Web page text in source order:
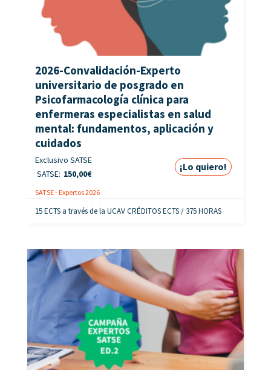
2026-Convalidación-Experto
universitario de posgrado en
Psicofarmacología clínica para
enfermeras especialistas en salud
mental: fundamentos, aplicación y
cuidados
Exclusivo SATSE
SATSE: 150,00€
¡Lo quiero!
SATSE - Expertos 2026
15 ECTS a través de la UCAV CRÉDITOS ECTS / 375 HORAS